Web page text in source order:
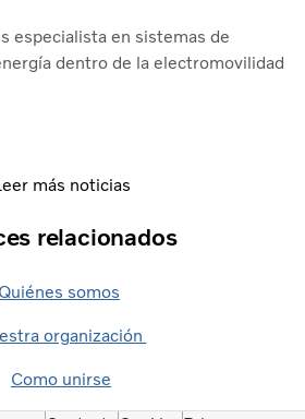
especialista en sistemas de
dentro de la electromovilidad
más noticias
relacionados
Quiénes somos
organización
Como unirse